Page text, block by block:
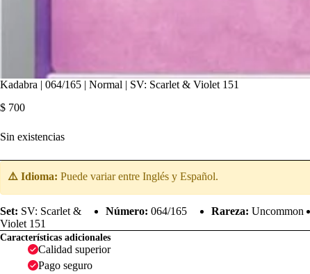
Kadabra | 064/165 | Normal | SV: Scarlet & Violet 151
$ 700
Sin existencias
⚠️ Idioma: Puede variar entre Inglés y Español.
Set: SV: Scarlet &
Violet 151
Número: 064/165 Rareza: Uncommon
Características adicionales
Calidad superior
Pago seguro